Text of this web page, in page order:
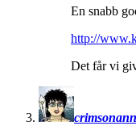
En snabb
http://
Det får vi